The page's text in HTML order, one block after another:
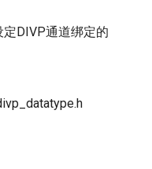
定DIVP通道绑定的